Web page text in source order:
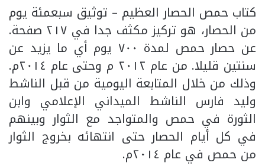
كتاب حمص الحصار العظيم – توثيق سبعمئة يوم
من الحصار، هو تركيز مكثف جدا في ٢١٧ صفحة.
عن حصار حمص لمدة ٧٠٠ يوم أي ما يزيد عن
سنتين قليلا. من عام ٢٠١٢ م وحتى عام ٢٠١٤م.
وذلك من خلال المتابعة اليومية من قبل الناشط
وليد فارس الناشط الميداني الإعلامي وابن
الثورة في حمص والمتواجد مع الثوار وبينهم
في كل أيام الحصار حتى انتهائه بخروج الثوار
من حمص في عام ٢٠١٤م.